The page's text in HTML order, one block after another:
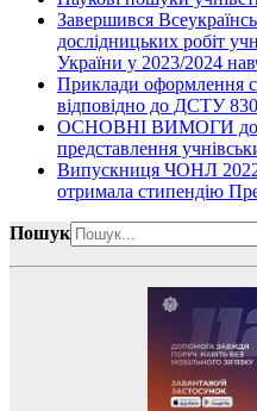
Завершився
дослідницьких робіт
України у 2023/2024
Приклади оформлення
відповідно до ДСТУ
ОСНОВНІ ВИМОГИ до
представлення
Випускниця ЧОНЛ
отримала стипендію
Пошук